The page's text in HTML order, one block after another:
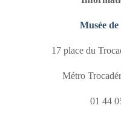
Musée de
17 place du
Métro
01 44